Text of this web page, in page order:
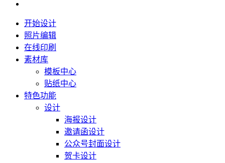
开始设计
照片编辑
在线印刷
素材库
模板中心
贴纸中心
特色功能
设计
海报设计
邀请函设计
公众号封面设计
贺卡设计